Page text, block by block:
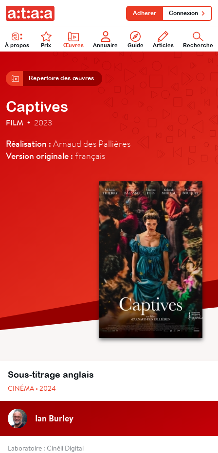
À propos Prix Œuvres Annuaire Guide Articles Recherche
Adhérer Connexion
Répertoire des œuvres
Captives
FILM • 2023
Réalisation : Arnaud des Pallières
Version originale : français
Sous-titrage anglais
CINÉMA • 2024
Ian Burley
Laboratoire : Cinéli Digital